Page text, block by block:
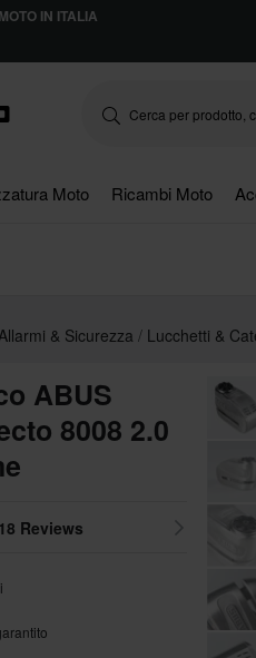
IN ITALIA
Moto Ricambi Moto
& Sicurezza Lucchetti &
ABUS
8008 2.0
18 Reviews